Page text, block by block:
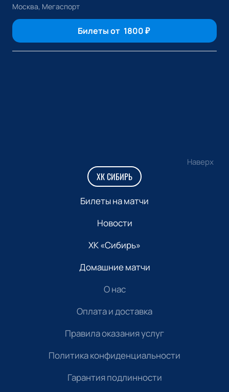
Москва, Мегаспорт
Билеты от 1800₽
Наверх
ХК СИБИРЬ
Билеты на матчи
Новости
ХК «Сибирь»
Домашние матчи
О нас
Оплата и доставка
Правила оказания услуг
Политика конфиденциальности
Гарантия подлинности